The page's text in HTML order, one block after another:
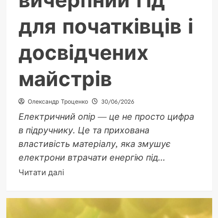
для початківців і
досвідчених
майстрів
Олександр Троценко 30/06/2026
Електричний опір — це не просто цифра
в підручнику. Це та прихована
властивість матеріалу, яка змушує
електрони втрачати енергію під...
Читати даліДокладніше
Як